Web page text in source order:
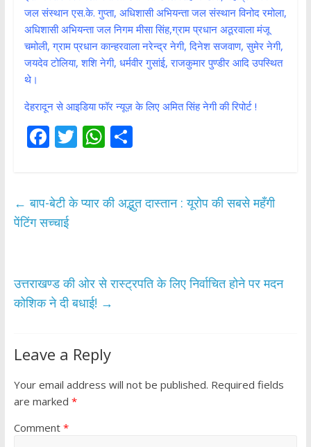
जल संस्थान एस.के. गुप्ता, अधिशासी अभियन्ता जल संस्थान विनोद रमोला,
अधिशासी अभियन्ता जल निगम मीसा सिंह,ग्राम प्रधान अठूरवाला मंजू
चमोली, ग्राम प्रधान कान्हरवाला नरेन्द्र नेगी, दिनेश सजवाण, सुमेर नेगी,
जयदेव टोलिया, शशि नेगी, धर्मवीर गुसांई, राजकुमार पुण्डीर आदि उपस्थित
थे।
देहरादून से आइडिया फॉर न्यूज़ के लिए अमित सिंह नेगी की रिपोर्ट !
F
b
o
T
er
W
s
S
e
← बाप-बेटी के प्यार की अद्भुत दास्तान : यूरोप की सबसे महँगी
पेंटिंग सच्चाई
उत्तराखण्ड की ओर से रास्ट्रपति के लिए निर्वाचित होने पर मदन
कोशिक ने दी बधाई! →
Leave a Reply
Your email address will not be published. Required fields
are marked *
Comment *